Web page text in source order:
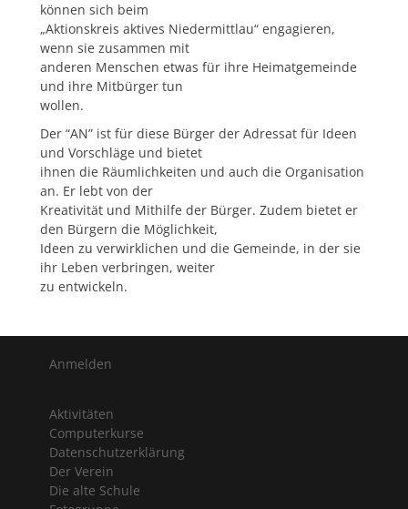
können sich beim
„Aktionskreis aktives Niedermittlau“ engagieren,
wenn sie zusammen mit
anderen Menschen etwas für ihre Heimatgemeinde
und ihre Mitbürger tun
wollen.
Der “AN” ist für diese Bürger der Adressat für Ideen
und Vorschläge und bietet
ihnen die Räumlichkeiten und auch die Organisation
an. Er lebt von der
Kreativität und Mithilfe der Bürger. Zudem bietet er
den Bürgern die Möglichkeit,
Ideen zu verwirklichen und die Gemeinde, in der sie
ihr Leben verbringen, weiter
zu entwickeln.
Anmelden
Aktivitäten
Computerkurse
Datenschutzerklärung
Der Verein
Die alte Schule